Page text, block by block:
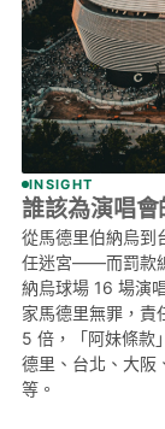
INSIGHT
誰該為演唱會
從馬德里伯納烏到
任迷宮——而罰款
納烏球場 16 場演
家馬德里無罪，責
5 倍，「阿妹條款
德里、台北、大阪
等。